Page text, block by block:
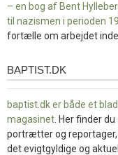
– en bog af Bent
til nazismen i perioden
fortælle om arbejdet
baptist.dk
BAPTIST.DK
baptist.dk er både et
magasinet . Her finder
portrætter og reportager,
det evigtgyldige og